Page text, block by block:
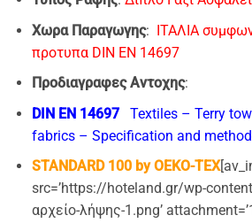
Χωρα Παραγωγης: ΙΤΑΛΙΑ
προτυπα DIN EN 14697
Προδιαγραφες Αντοχης:
DIN EN 14697 Textiles – Terry
fabrics – Specification and
STANDARD 100 by OEKO-TEX
src=’https://hoteland.gr/wp-
αρχείο-λήψης-1.png’